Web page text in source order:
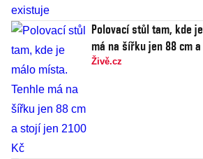
Polovací stůl tam, kde
má na šířku jen 88 cm
Živě.cz